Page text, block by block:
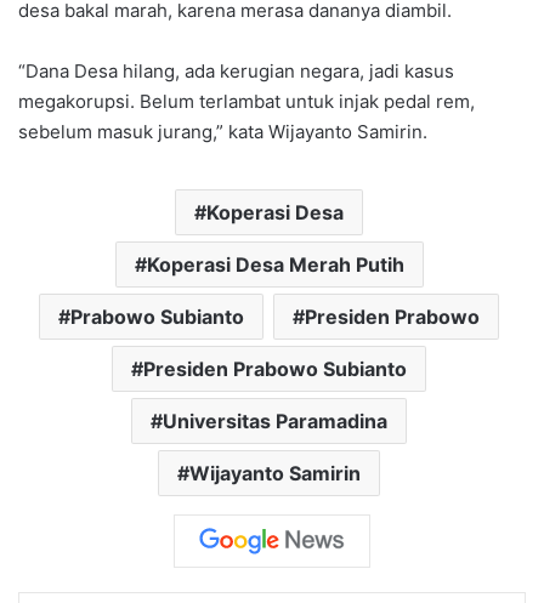
desa bakal marah, karena merasa dananya diambil.
“Dana Desa hilang, ada kerugian negara, jadi kasus
megakorupsi. Belum terlambat untuk injak pedal rem,
sebelum masuk jurang,” kata Wijayanto Samirin.
Koperasi Desa
Koperasi Desa Merah Putih
Prabowo Subianto Presiden Prabowo
Presiden Prabowo Subianto
Universitas Paramadina
Wijayanto Samirin